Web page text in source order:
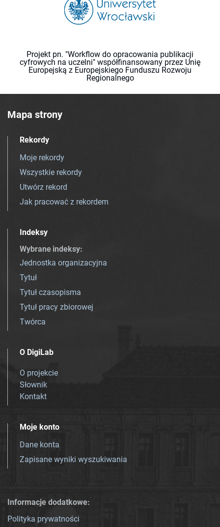
Projekt pn. "Workflow do opracowania publikacji
cyfrowych na uczelni" współfinansowany przez Unię
Europejską z Europejskiego Funduszu Rozwoju
Regionalnego
Mapa strony
Rekordy
Moje rekordy
Wszystkie rekordy
Utwórz rekord
Jak pracować z rekordem
Indeksy
Wybrane indeksy:
Jednostka organizacyjna
Tytuł
Tytuł czasopisma
Tytuł pracy zbiorowej
Twórca
O DigiLab
O projekcie
Słownik
Kontakt
Moje konto
Dane konta
Zapisane wyniki wyszukiwania
Informacje dodatkowe:
Polityka prywatności